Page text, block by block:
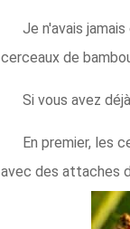
Je n'avais
cerceaux de
Si vous avez
En premier, les
avec des attaches